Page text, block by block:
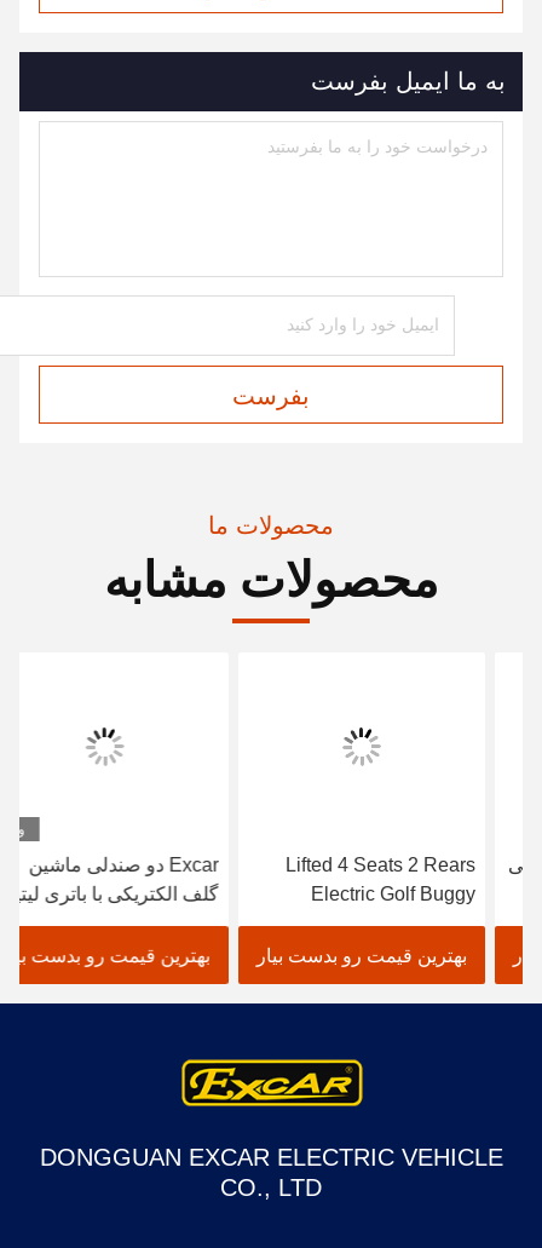
به ما ایمیل بفرست
بفرست
محصولات ما
محصولات مشابه
Lifted 4 Seats 2 Rears
Electric Golf Buggy
Lithium Battery
Accessories
Customizable
بهترین قیمت رو بدست بیار
Excar دو صندلی ماشین
گلف الکتریکی با باتری لیتیوم
48 ولت
بهترین قیمت رو بدست بیار
DONGGUAN EXCAR ELECTRIC VEHICLE
CO., LTD